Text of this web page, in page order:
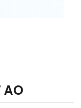
AO